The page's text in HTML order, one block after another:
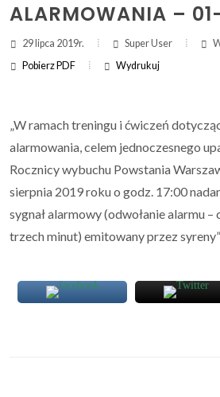
ZAKRES DAT
OD:
Szukaj
ALARMOWANIA –
29 lipca 2019r. Super User
Pobierz PDF
Wydrukuj
„W ramach treningu i ćwiczeń
alarmowania, celem jednoczesnego
Rocznicy wybuchu Powstania
sierpnia 2019 roku o godz. 17:00
sygnał alarmowy (odwołanie alarmu
trzech minut) emitowany przez syreny”